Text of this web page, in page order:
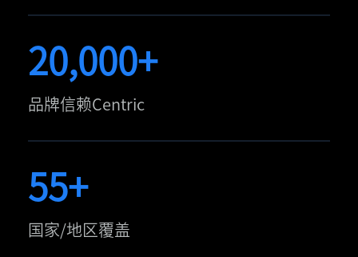
20,000+
品牌信赖Centric
55+
国家/地区覆盖